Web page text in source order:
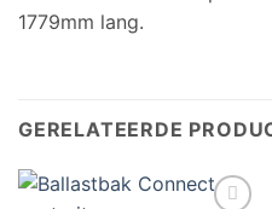
1779mm lang.
GERELATEERDE